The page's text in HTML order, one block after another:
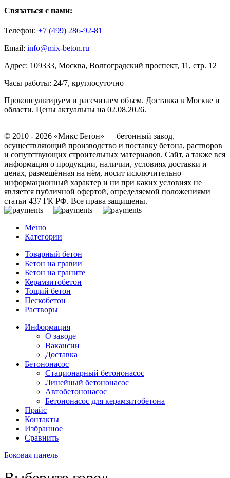
Связаться с нами:
Телефон: +7 (499) 286-92-81
Email: info@mix-beton.ru
Адрес: 109333, Москва, Волгоградский проспект, 11, стр. 12
Часы работы: 24/7, круглосуточно
Проконсультируем и рассчитаем объем. Доставка в Москве и
области. Цены актуальны на 02.08.2026.
© 2010 - 2026 «Микс Бетон» — бетонный завод,
осуществляющий производство и поставку бетона, растворов
и сопутствующих строительных материалов. Сайт, а также вся
информация о продукции, наличии, условиях доставки и
ценах, размещённая на нём, носит исключительно
информационный характер и ни при каких условиях не
является публичной офертой, определяемой положениями
статьи 437 ГК РФ. Все права защищены.
Меню
Категории
Товарный бетон
Бетон на гравии
Бетон на граните
Керамзитобетон
Тощий бетон
Пескобетон
Растворы
Информация
О заводе
Вакансии
Доставка
Бетононасос
Стационарный бетононасос
Линейный бетононасос
Автобетононасос
Бетононасос для керамзитобетона
Прайс
Контакты
Избранное
Сравнить
Боковая панель